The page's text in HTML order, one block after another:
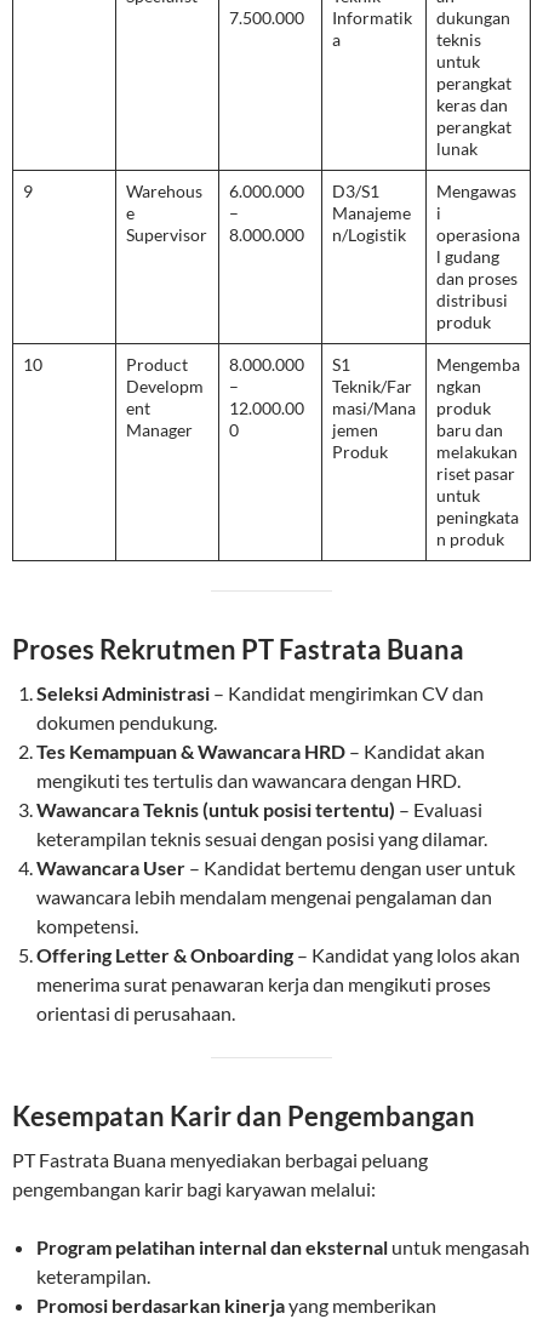
7.500.000
Informatik
a
dukungan
teknis
untuk
perangkat
keras dan
perangkat
lunak
9
Warehous
e
Supervisor
6.000.000
–
8.000.000
D3/S1
Manajeme
n/Logistik
Mengawas
i
operasiona
l gudang
dan proses
distribusi
produk
10
Product
Developm
ent
Manager
8.000.000
–
12.000.00
0
S1
Teknik/Far
masi/Mana
jemen
Produk
Mengemba
ngkan
produk
baru dan
melakukan
riset pasar
untuk
peningkata
n produk
Proses Rekrutmen PT Fastrata Buana
Seleksi Administrasi – Kandidat mengirimkan CV dan
dokumen pendukung.
Tes Kemampuan & Wawancara HRD – Kandidat akan
mengikuti tes tertulis dan wawancara dengan HRD.
Wawancara Teknis (untuk posisi tertentu) – Evaluasi
keterampilan teknis sesuai dengan posisi yang dilamar.
Wawancara User – Kandidat bertemu dengan user untuk
wawancara lebih mendalam mengenai pengalaman dan
kompetensi.
Offering Letter & Onboarding – Kandidat yang lolos akan
menerima surat penawaran kerja dan mengikuti proses
orientasi di perusahaan.
Kesempatan Karir dan Pengembangan
PT Fastrata Buana menyediakan berbagai peluang
pengembangan karir bagi karyawan melalui:
Program pelatihan internal dan eksternal untuk mengasah
keterampilan.
Promosi berdasarkan kinerjayang memberikan